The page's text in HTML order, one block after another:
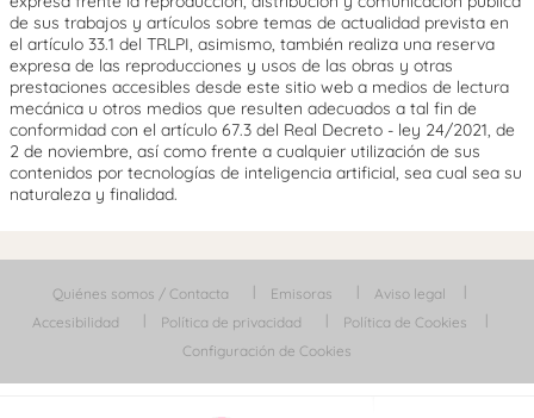
de sus trabajos y artículos sobre temas de actualidad prevista en
el artículo 33.1 del TRLPI, asimismo, también realiza una reserva
expresa de las reproducciones y usos de las obras y otras
prestaciones accesibles desde este sitio web a medios de lectura
mecánica u otros medios que resulten adecuados a tal fin de
conformidad con el artículo 67.3 del Real Decreto - ley 24/2021, de
2 de noviembre, así como frente a cualquier utilización de sus
contenidos por tecnologías de inteligencia artificial, sea cual sea su
naturaleza y finalidad.
Quiénes somos / Contacta Emisoras
Aviso legal
Accesibilidad
Política de privacidad
Política de Cookies
Configuración de Cookies